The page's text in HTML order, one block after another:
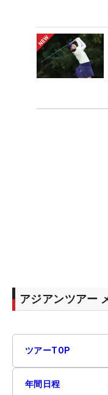
アジアンツアー
ツアーTOP
年間日程